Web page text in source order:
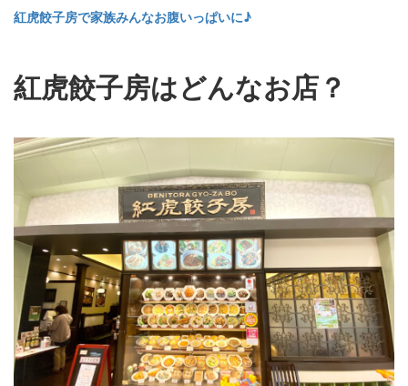
紅虎餃子房で家族みんなお腹いっぱいに♪
紅虎餃子房はどんなお店？